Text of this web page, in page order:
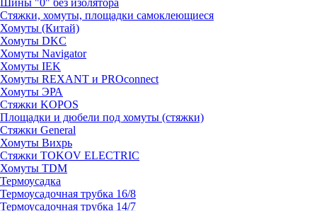
Шины "0" без изолятора
Стяжки, хомуты, площадки самоклеющиеся
Хомуты (Китай)
Хомуты DKC
Хомуты Navigator
Хомуты IEK
Хомуты REXANT и PROconnect
Хомуты ЭРА
Стяжки KOPOS
Площадки и дюбели под хомуты (стяжки)
Стяжки General
Хомуты Вихрь
Стяжки TOKOV ELECTRIC
Хомуты TDM
Термоусадка
Термоусадочная трубка 16/8
Термоусадочная трубка 14/7